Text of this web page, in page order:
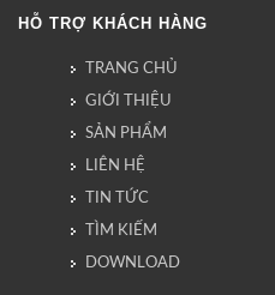
HỖ TRỢ KHÁCH HÀNG
TRANG CHỦ
GIỚI THIỆU
SẢN PHẨM
LIÊN HỆ
TIN TỨC
TÌM KIẾM
DOWNLOAD